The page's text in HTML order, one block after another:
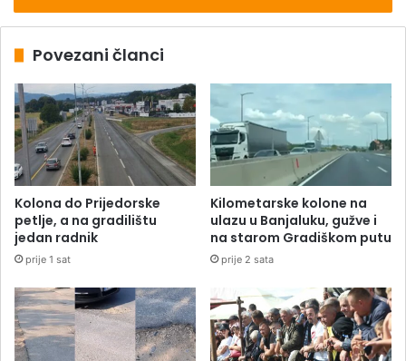
Povezani članci
Kolona do Prijedorske
petlje, a na gradilištu
jedan radnik
prije 1 sat
Kilometarske kolone na
ulazu u Banjaluku, gužve i
na starom Gradiškom putu
prije 2 sata